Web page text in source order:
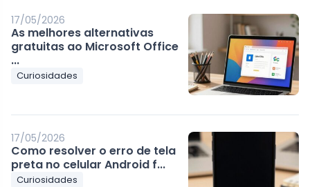
17/05/2026
As melhores alternativas
gratuitas ao Microsoft Office
...
Curiosidades
17/05/2026
Como resolver o erro de tela
preta no celular Android f...
Curiosidades